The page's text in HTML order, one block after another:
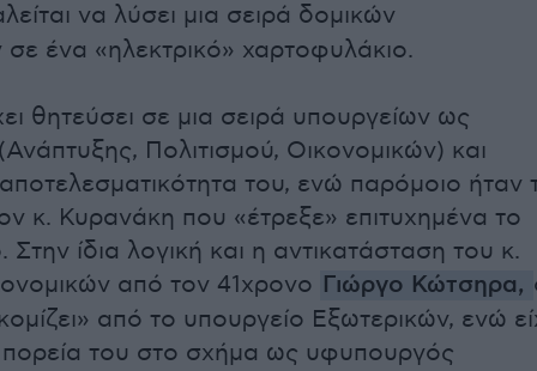
να λύσει μια σειρά δομικών
ένα «ηλεκτρικό» χαρτοφυλάκιο.
θητεύσει σε μια σειρά υπουργείων ως
Πολιτισμού, Οικονομικών) και
του, ενώ παρόμοιο ήταν
κ. Κυρανάκη που «έτρεξε» επιτυχημένα το
Στην ίδια λογική και η αντικατάσταση του κ.
από τον 41χρονο Γιώργο Κώτσηρα,
από το υπουργείο Εξωτερικών, ενώ
πορεία του στο σχήμα ως υφυπουργός